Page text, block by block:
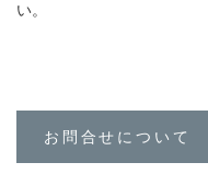
い。
お問合せについて